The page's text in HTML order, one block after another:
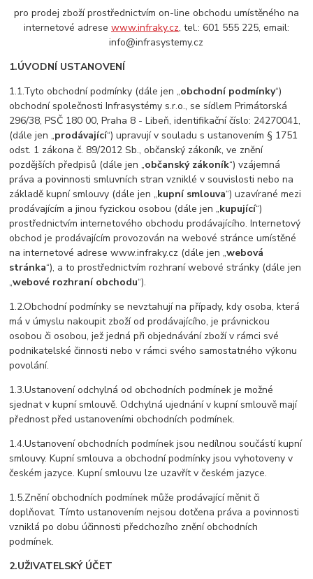
pro prodej zboží prostřednictvím on-line obchodu umístěného na
internetové adrese www.infraky.cz, tel.: 601 555 225, email:
info@infrasystemy.cz
1.ÚVODNÍ USTANOVENÍ
1.1.Tyto obchodní podmínky (dále jen „obchodní podmínky“)
obchodní společnosti Infrasystémy s.r.o., se sídlem Primátorská
296/38, PSČ 180 00, Praha 8 - Libeň, identifikační číslo: 24270041,
(dále jen „prodávající“) upravují v souladu s ustanovením § 1751
odst. 1 zákona č. 89/2012 Sb., občanský zákoník, ve znění
pozdějších předpisů (dále jen „občanský zákoník“) vzájemná
práva a povinnosti smluvních stran vzniklé v souvislosti nebo na
základě kupní smlouvy (dále jen „kupní smlouva“) uzavírané mezi
prodávajícím a jinou fyzickou osobou (dále jen „kupující“)
prostřednictvím internetového obchodu prodávajícího. Internetový
obchod je prodávajícím provozován na webové stránce umístěné
na internetové adrese www.infraky.cz (dále jen „webová
stránka“), a to prostřednictvím rozhraní webové stránky (dále jen
„webové rozhraní obchodu“).
1.2.Obchodní podmínky se nevztahují na případy, kdy osoba, která
má v úmyslu nakoupit zboží od prodávajícího, je právnickou
osobou či osobou, jež jedná při objednávání zboží v rámci své
podnikatelské činnosti nebo v rámci svého samostatného výkonu
povolání.
1.3.Ustanovení odchylná od obchodních podmínek je možné
sjednat v kupní smlouvě. Odchylná ujednání v kupní smlouvě mají
přednost před ustanoveními obchodních podmínek.
1.4.Ustanovení obchodních podmínek jsou nedílnou součástí kupní
smlouvy. Kupní smlouva a obchodní podmínky jsou vyhotoveny v
českém jazyce. Kupní smlouvu lze uzavřít v českém jazyce.
1.5.Znění obchodních podmínek může prodávající měnit či
doplňovat. Tímto ustanovením nejsou dotčena práva a povinnosti
vzniklá po dobu účinnosti předchozího znění obchodních
podmínek.
2.UŽIVATELSKÝ ÚČET